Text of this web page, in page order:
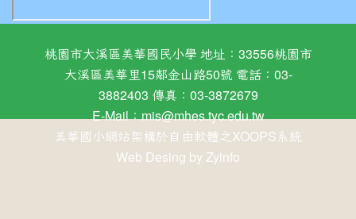
桃園市大溪區美華國民小學 地址：33556桃園市
大溪區美華里15鄰金山路50號 電話：03-
3882403 傳真：03-3872679
E-Mail：mis@mhes.tyc.edu.tw
美華國小網站架構於自由軟體之XOOPS系統
Web Desing by Zyinfo